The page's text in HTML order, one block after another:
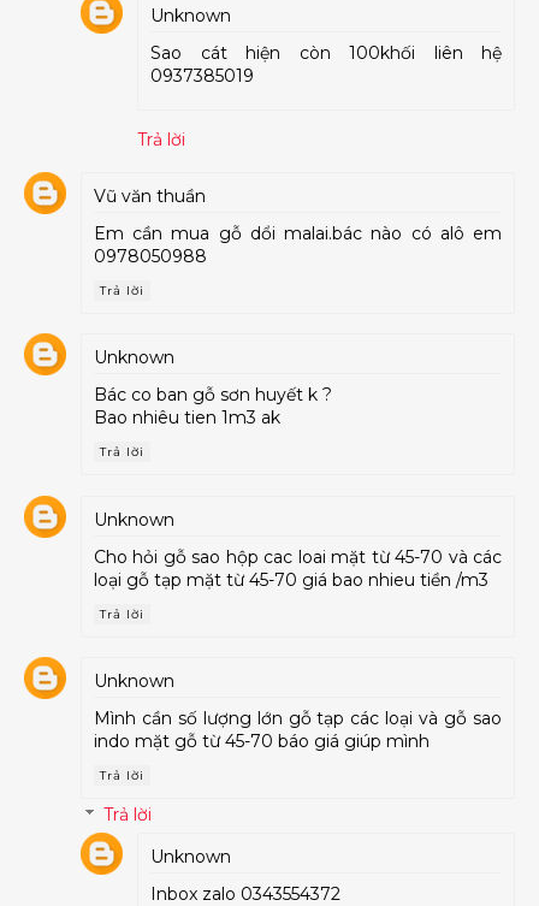
Unknown
Sao cát hiện còn 100khối liên hệ
0937385019
Trả lời
Vũ văn thuần
Em cần mua gỗ dổi malai.bác nào có alô em
0978050988
Trả lời
Unknown
Bác co ban gỗ sơn huyết k ?
Bao nhiêu tien 1m3 ak
Trả lời
Unknown
Cho hỏi gỗ sao hộp cac loai mặt từ 45-70 và các
loại gỗ tạp mặt từ 45-70 giá bao nhieu tiền /m3
Trả lời
Unknown
Mình cần số lượng lớn gỗ tạp các loại và gỗ sao
indo mặt gỗ từ 45-70 báo giá giúp mình
Trả lời
Trả lời
Unknown
Inbox zalo 0343554372